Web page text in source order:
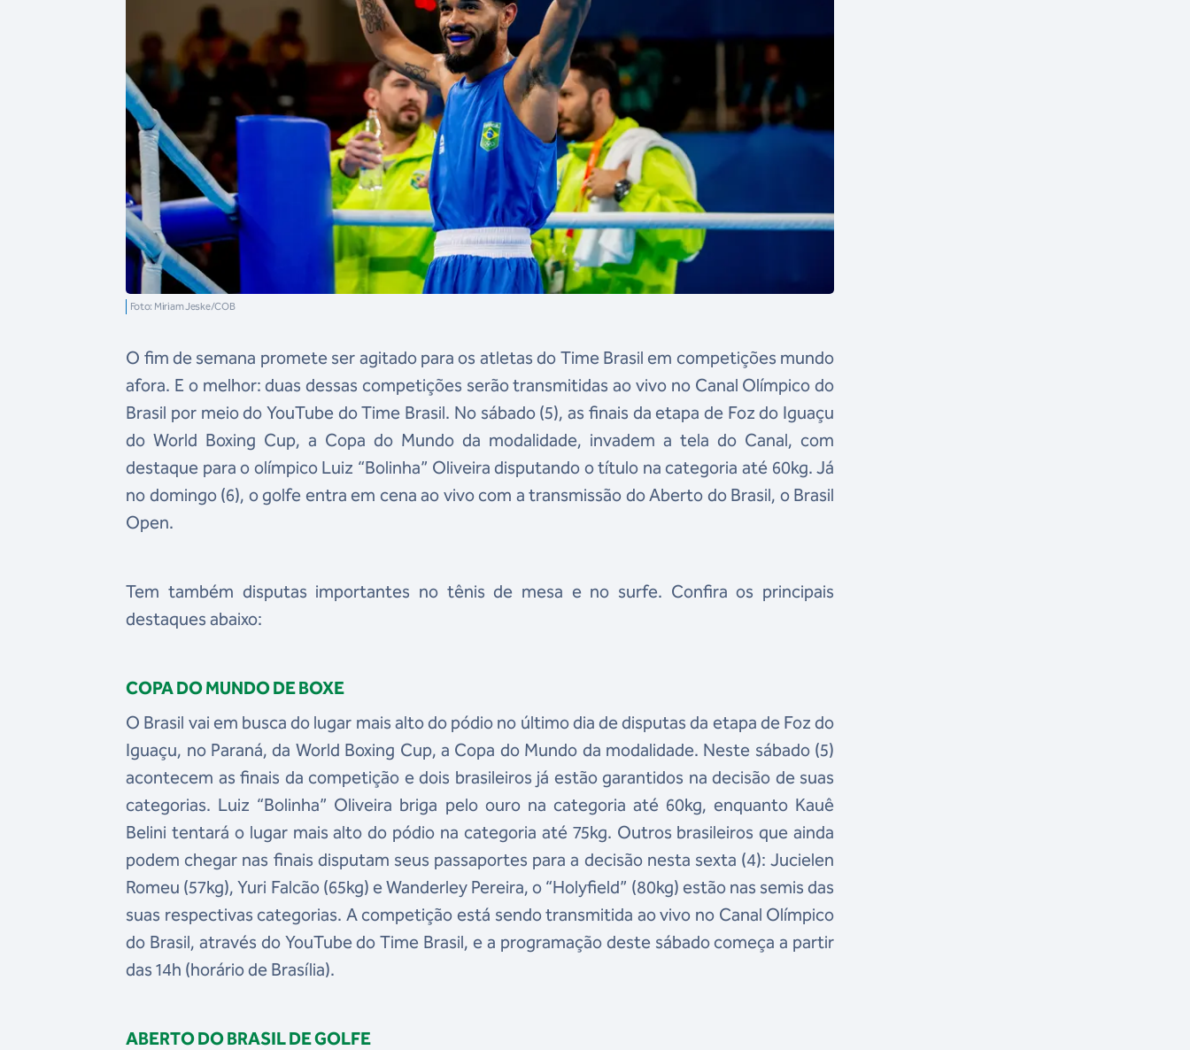
Foto: Miriam Jeske/COB
O fim de semana promete ser agitado para os atletas do Time Brasil em competições mundo
afora. E o melhor: duas dessas competições serão transmitidas ao vivo no Canal Olímpico do
Brasil por meio do YouTube do Time Brasil. No sábado (5), as finais da etapa de Foz do Iguaçu
do World Boxing Cup, a Copa do Mundo da modalidade, invadem a tela do Canal, com
destaque para o olímpico Luiz “Bolinha” Oliveira disputando o título na categoria até 60kg. Já
no domingo (6), o golfe entra em cena ao vivo com a transmissão do Aberto do Brasil, o Brasil
Open.
Tem também disputas importantes no tênis de mesa e no surfe. Confira os principais
destaques abaixo:
COPA DO MUNDO DE BOXE
O Brasil vai em busca do lugar mais alto do pódio no último dia de disputas da etapa de Foz do
Iguaçu, no Paraná, da World Boxing Cup, a Copa do Mundo da modalidade. Neste sábado (5)
acontecem as finais da competição e dois brasileiros já estão garantidos na decisão de suas
categorias. Luiz “Bolinha” Oliveira briga pelo ouro na categoria até 60kg, enquanto Kauê
Belini tentará o lugar mais alto do pódio na categoria até 75kg. Outros brasileiros que ainda
podem chegar nas finais disputam seus passaportes para a decisão nesta sexta (4): Jucielen
Romeu (57kg), Yuri Falcão (65kg) e Wanderley Pereira, o “Holyfield” (80kg) estão nas semis das
suas respectivas categorias. A competição está sendo transmitida ao vivo no Canal Olímpico
do Brasil, através do YouTube do Time Brasil, e a programação deste sábado começa a partir
das 14h (horário de Brasília).
ABERTO DO BRASIL DE GOLFE